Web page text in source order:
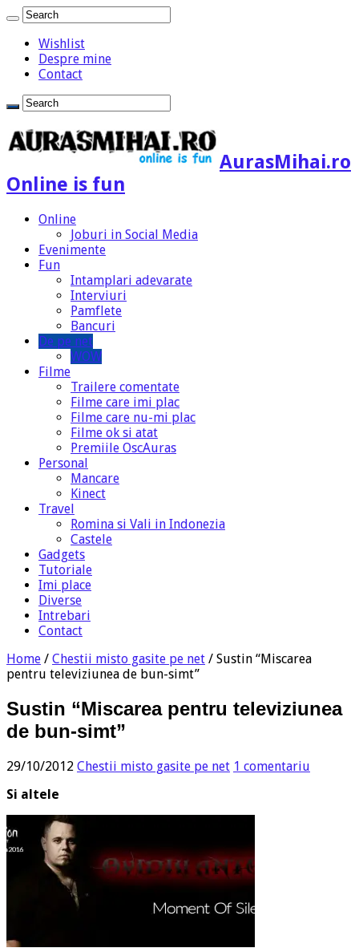
Wishlist
Despre mine
Contact
AurasMihai.ro
Online is fun
Online
Joburi in Social Media
Evenimente
Fun
Intamplari adevarate
Interviuri
Pamflete
Bancuri
De pe net
WOW
Filme
Trailere comentate
Filme care imi plac
Filme care nu-mi plac
Filme ok si atat
Premiile OscAuras
Personal
Mancare
Kinect
Travel
Romina si Vali in Indonezia
Castele
Gadgets
Tutoriale
Imi place
Diverse
Intrebari
Contact
Home / Chestii misto gasite pe net / Sustin “Miscarea
pentru televiziunea de bun-simt”
Sustin “Miscarea pentru televiziunea
de bun-simt”
29/10/2012 Chestii misto gasite pe net 1 comentariu
Si altele